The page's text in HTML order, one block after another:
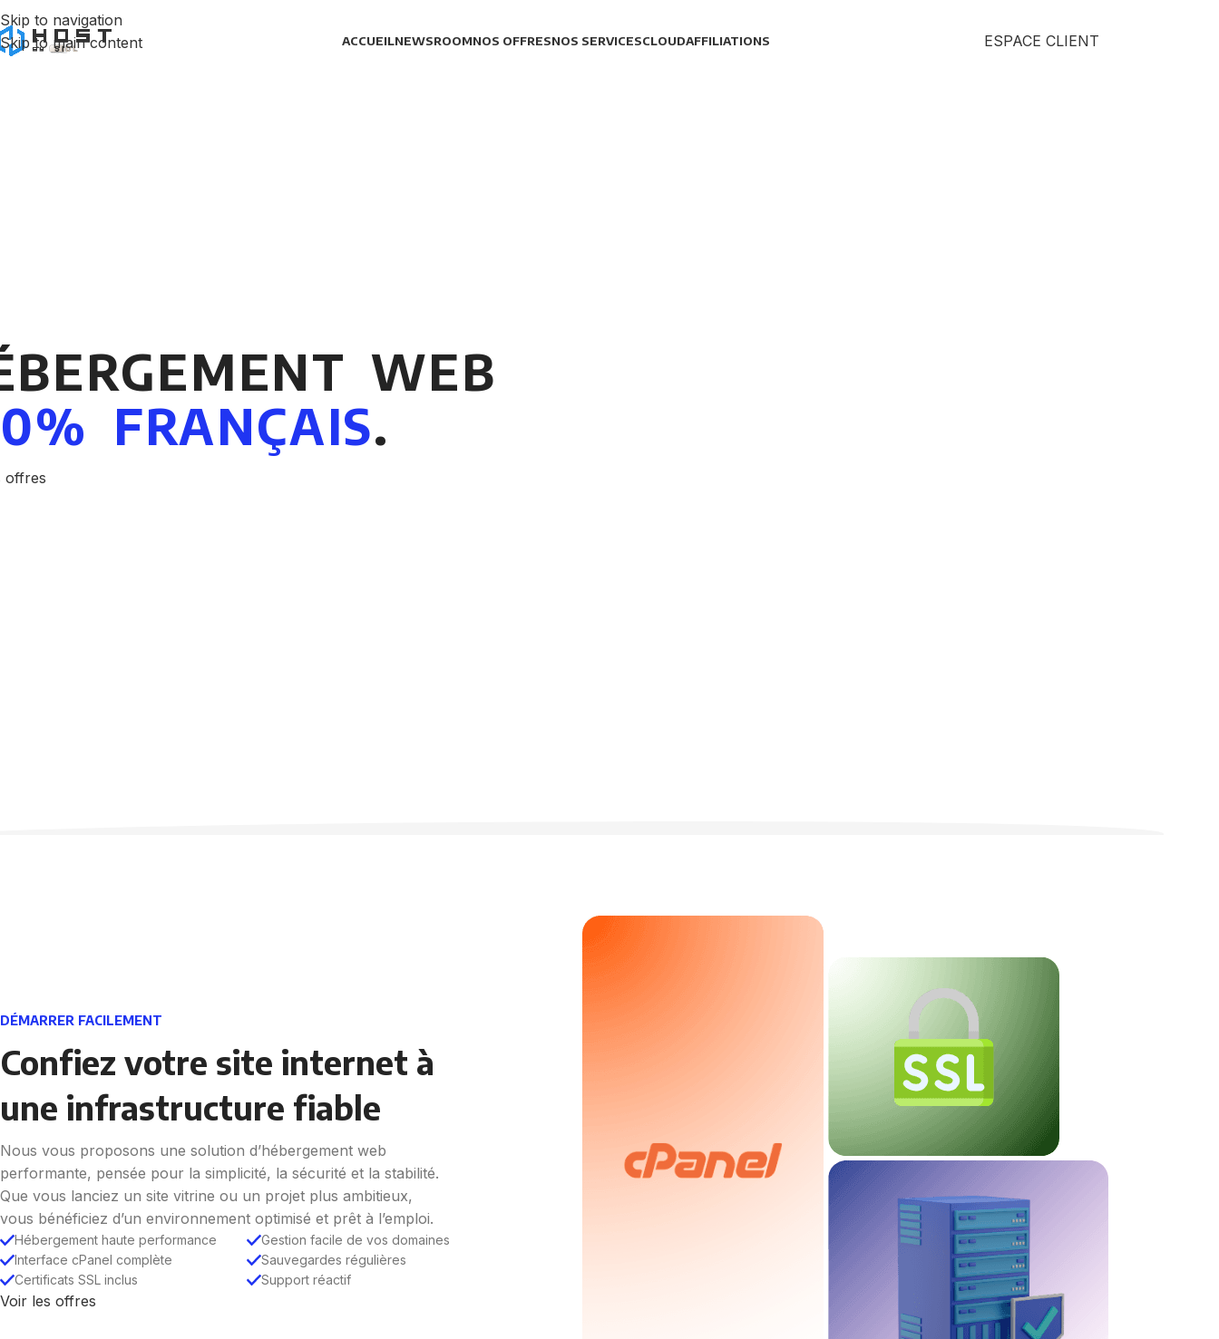
Skip to navigation
Skip to main content
ACCUEILNEWSROOMNOS OFFRESNOS SERVICESCLOUDAFFILIATIONS ESPACE CLIENT
WEB
FRANÇAIS.
offres
DÉMARRER FACILEMENT
Confiez votre site internet à
une infrastructure fiable
Nous vous proposons une solution d’hébergement web
performante, pensée pour la simplicité, la sécurité et la stabilité.
Que vous lanciez un site vitrine ou un projet plus ambitieux,
vous bénéficiez d’un environnement optimisé et prêt à l’emploi.
Hébergement haute performance
Interface cPanel complète
Certificats SSL inclus
Gestion facile de vos domaines
Sauvegardes régulières
Support réactif
Voir les offres